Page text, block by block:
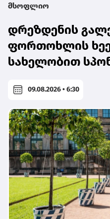
მსოფლიო
დრეზდენის
ფორთოხლის
სახელობით
09.08.2026 • 6:30